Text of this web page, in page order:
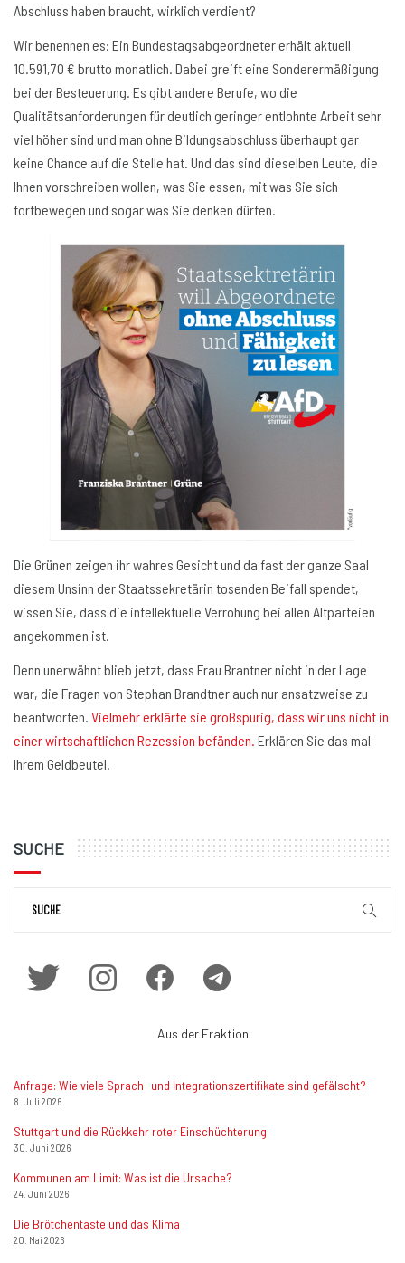
Abschluss haben braucht, wirklich verdient?
Wir benennen es: Ein Bundestagsabgeordneter erhält aktuell
10.591,70 € brutto monatlich. Dabei greift eine Sonderermäßigung
bei der Besteuerung. Es gibt andere Berufe, wo die
Qualitätsanforderungen für deutlich geringer entlohnte Arbeit sehr
viel höher sind und man ohne Bildungsabschluss überhaupt gar
keine Chance auf die Stelle hat. Und das sind dieselben Leute, die
Ihnen vorschreiben wollen, was Sie essen, mit was Sie sich
fortbewegen und sogar was Sie denken dürfen.
Die Grünen zeigen ihr wahres Gesicht und da fast der ganze Saal
diesem Unsinn der Staatssekretärin tosenden Beifall spendet,
wissen Sie, dass die intellektuelle Verrohung bei allen Altparteien
angekommen ist.
Denn unerwähnt blieb jetzt, dass Frau Brantner nicht in der Lage
war, die Fragen von Stephan Brandtner auch nur ansatzweise zu
beantworten. Vielmehr erklärte sie großspurig, dass wir uns nicht in
einer wirtschaftlichen Rezession befänden. Erklären Sie das mal
Ihrem Geldbeutel.
SUCHE
Aus der Fraktion
Anfrage: Wie viele Sprach- und Integrationszertifikate sind gefälscht?
8. Juli 2026
Stuttgart und die Rückkehr roter Einschüchterung
30. Juni 2026
Kommunen am Limit: Was ist die Ursache?
24. Juni 2026
Die Brötchentaste und das Klima
20. Mai 2026